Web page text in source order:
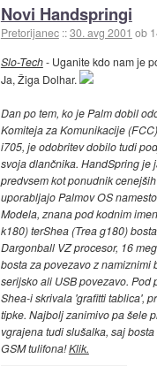
Novi Handspringi
Pretorijanec ::30. avg 2001 ob
Slo-Tech- Uganite kdo nam je
Ja, Žiga Dolhar.
Dan po tem, ko je Palm dobil
Komiteja za Komunikacije
i705, je odobritev dobilo tudi
svoja dlančnika. HandSpring je
predvsem kot ponudnik
uporabljajo Palmov OS
Modela, znana pod kodnim
k180) terShea (Trea g180)
Dargonball VZ procesor, 16
bosta za povezavo z namiznimi
serijsko ali USB povezavo. Pod
Shea-i skrivala 'grafitti tablica',
tipke. Najbolj zanimivo pa šele
vgrajena tudi slušalka, saj
GSM tulifona!Klik.